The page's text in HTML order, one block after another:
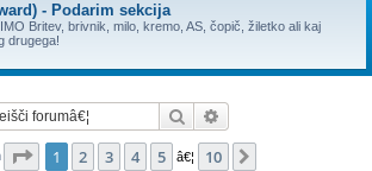
- Podarim sekcija
Britev, brivnik, milo, kremo, AS, čopič, žiletko ali kaj
drugega!
Iskanje
Stran 1od10
1 2 3 4 5 â€¦ 10